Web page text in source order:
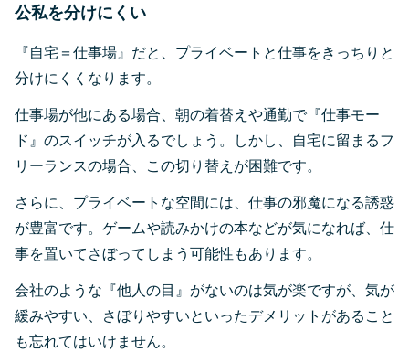
公私を分けにくい
『自宅＝仕事場』だと、プライベートと仕事をきっちりと
分けにくくなります。
仕事場が他にある場合、朝の着替えや通勤で『仕事モー
ド』のスイッチが入るでしょう。しかし、自宅に留まるフ
リーランスの場合、この切り替えが困難です。
さらに、プライベートな空間には、仕事の邪魔になる誘惑
が豊富です。ゲームや読みかけの本などが気になれば、仕
事を置いてさぼってしまう可能性もあります。
会社のような『他人の目』がないのは気が楽ですが、気が
緩みやすい、さぼりやすいといったデメリットがあること
も忘れてはいけません。